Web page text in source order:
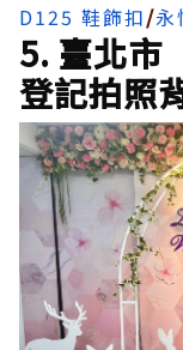
D125 鞋飾扣/
5. 臺北市
登記拍照